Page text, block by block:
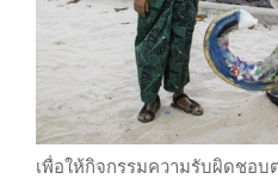
เพื่อให้กิจกรรมความรับผิดชอ